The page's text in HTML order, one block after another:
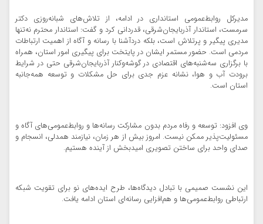
مدیرکل روابط‌عمومی استانداری در ادامه، از تلاش‌های شبانه‌روزی دکتر
سرمست، استاندار آذربایجان‌شرقی، قدردانی کرد و گفت: استاندار محترم نه‌تنها
مدیری پیگیر و پرتلاش است، بلکه دردآشنا با رسانه و آگاه از اهمیت ارتباطات
مردمی است. حضور مستمر ایشان در پایتخت برای پیگیری امور استان، همراه
با برگزاری سه‌شنبه‌های اقتصادی در گوشه‌وکنار آذربایجان‌شرقی حتی در شرایط
برودت آب و هوا، نشانه عزم جدی برای حل مشکلات و توسعه همه‌جانبه
استان است.
وی افزود: توسعه و رفاه مردم بدون مشارکت رسانه‌ها و روابط‌عمومی‌های آگاه و
مسئولیت‌پذیر ممکن نیست. امروز بیش از هر زمان، نیازمند همدلی، انسجام و
صدای واحد برای ساختن تصویری امیدبخش از آینده هستیم.
این نشست صمیمی با تبادل دیدگاه‌ها، طرح ایده‌های نو برای تقویت شبکه
ارتباطی روابط‌عمومی‌ها و هم‌افزایی رسانه‌ای استان ادامه یافت.